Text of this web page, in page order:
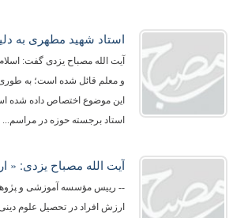
آیت الله مصباح یزدی گفت:
و معلم قائل شده است؛ به
این موضوع اختصاص داده شده
استاد برجسته حوزه در مراسم...
-- رییس مؤسسه آموزشی و
ارزش افراد در تحصیل علوم